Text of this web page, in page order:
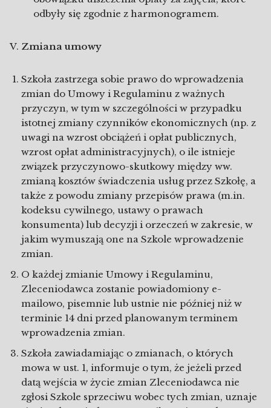
odbyły się zgodnie z harmonogramem.
Zmiana umowy
Szkoła zastrzega sobie prawo do wprowadzenia
zmian do Umowy i Regulaminu z ważnych
przyczyn, w tym w szczególności w przypadku
istotnej zmiany czynników ekonomicznych (np. z
uwagi na wzrost obciążeń i opłat publicznych,
wzrost opłat administracyjnych), o ile istnieje
związek przyczynowo-skutkowy między ww.
zmianą kosztów świadczenia usług przez Szkołę, a
także z powodu zmiany przepisów prawa (m.in.
kodeksu cywilnego, ustawy o prawach
konsumenta) lub decyzji i orzeczeń w zakresie, w
jakim wymuszają one na Szkole wprowadzenie
zmian.
O każdej zmianie Umowy i Regulaminu,
Zleceniodawca zostanie powiadomiony e-
mailowo, pisemnie lub ustnie nie później niż w
terminie 14 dni przed planowanym terminem
wprowadzenia zmian.
Szkoła zawiadamiając o zmianach, o których
mowa w ust. 1, informuje o tym, że jeżeli przed
datą wejścia w życie zmian Zleceniodawca nie
zgłosi Szkole sprzeciwu wobec tych zmian, uznaje